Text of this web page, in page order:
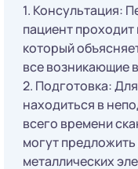
1. Консультация:
пациент
который
все возникающие
2. Подготовка:
находиться в
всего времени
могут
металлических